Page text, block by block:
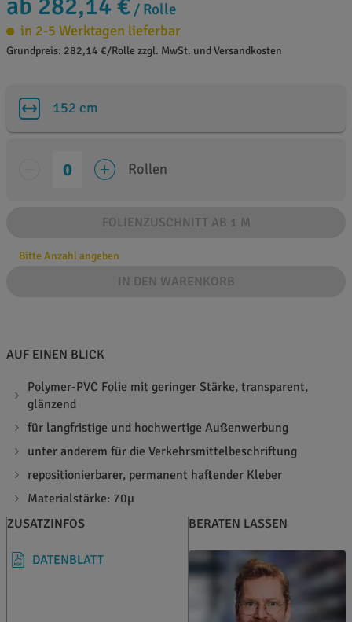
/ Rolle
in 2-5 Werktagen lieferbar
Grundpreis: 282,14 €/Rolle zzgl. MwSt. und Versandkosten
152 cm
Rollen
FOLIENZUSCHNITT AB 1 M
Bitte Anzahl angeben
IN DEN WARENKORB
AUF EINEN BLICK
Polymer-PVC Folie mit geringer Stärke, transparent,
glänzend
für langfristige und hochwertige Außenwerbung
unter anderem für die Verkehrsmittelbeschriftung
repositionierbarer, permanent haftender Kleber
Materialstärke: 70µ
ZUSATZINFOS
DATENBLATT
BERATEN LASSEN